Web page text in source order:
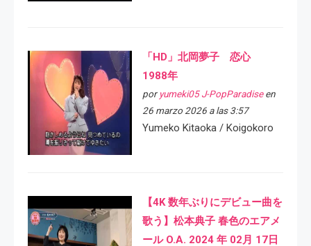
「HD」北岡夢子 恋心
1988年
por yumeki05 J-PopParadiseen
26 marzo 2026 a las 3:57
Yumeko Kitaoka / Koigokoro
【4K 数年ぶりにデビュー曲を
歌う】松本典子 春色のエアメ
ール O.A. 2024 年 02月 17日